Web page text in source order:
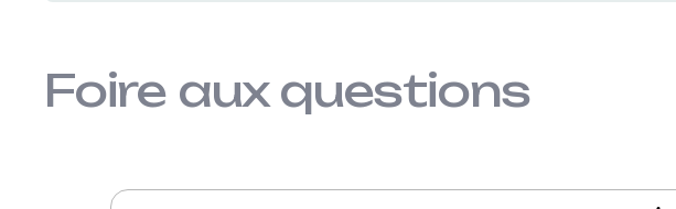
Foire aux questions